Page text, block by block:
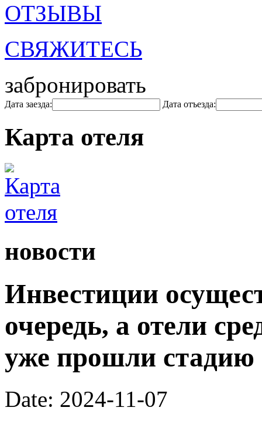
ОТЗЫВЫ
СВЯЖИТЕСЬ
забронировать
Дата заезда: Дата отъезда:
Карта отеля
новости
Инвестиции
очередь, а отели
уже прошли стадию
Date: 2024-11-07